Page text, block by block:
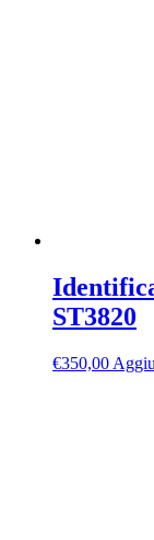
ST3820
€350,00